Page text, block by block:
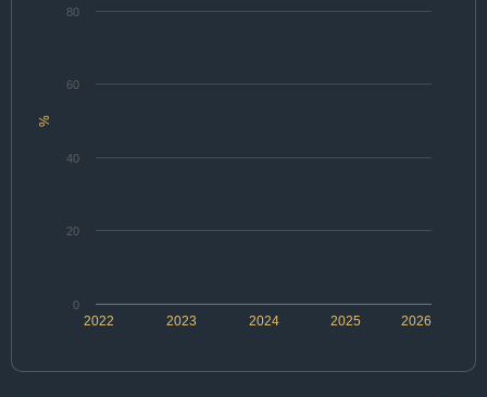
%
2022 2024 2026
2023 2025
0
20
40
60
80